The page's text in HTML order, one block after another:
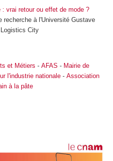
: vrai retour ou effet de mode ?
recherche à l'Université Gustave
City
et Métiers - AFAS - Mairie de
l'industrie nationale- Association
à la pâte